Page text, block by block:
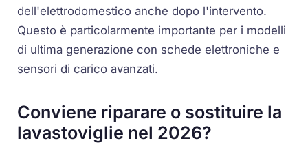
dell'elettrodomestico anche dopo l'intervento.
Questo è particolarmente importante per i modelli
di ultima generazione con schede elettroniche e
sensori di carico avanzati.
Conviene riparare o sostituire la
lavastoviglie nel 2026?